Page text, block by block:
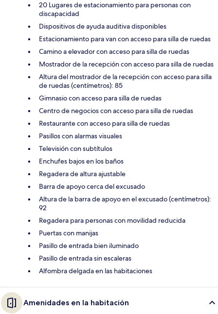
20 Lugares de estacionamiento para personas con
discapacidad
Dispositivos de ayuda auditiva disponibles
Estacionamiento para van con acceso para silla de ruedas
Camino a elevador con acceso para silla de ruedas
Mostrador de la recepción con acceso para silla de ruedas
Altura del mostrador de la recepción con acceso para silla
de ruedas (centímetros): 85
Gimnasio con acceso para silla de ruedas
Centro de negocios con acceso para silla de ruedas
Restaurante con acceso para silla de ruedas
Pasillos con alarmas visuales
Televisión con subtítulos
Enchufes bajos en los baños
Regadera de altura ajustable
Barra de apoyo cerca del excusado
Altura de la barra de apoyo en el excusado (centímetros):
92
Regadera para personas con movilidad reducida
Puertas con manijas
Pasillo de entrada bien iluminado
Pasillo de entrada sin escaleras
Alfombra delgada en las habitaciones
Amenidades en la habitación